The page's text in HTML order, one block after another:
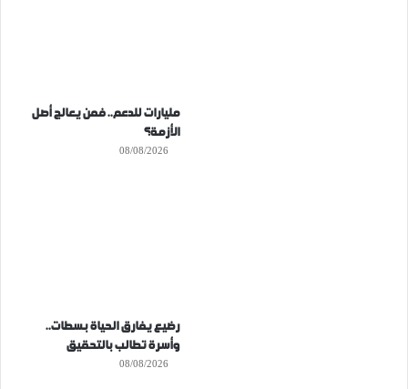
مليارات للدعم.. فمن يعالج أصل
الأزمة؟
08/08/2026
رضيع يفارق الحياة بسطات..
وأسرة تطالب بالتحقيق
08/08/2026